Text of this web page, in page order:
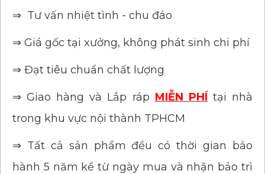
⇒ Tư vấn nhiệt tình - chu đáo
⇒ Giá gốc tại xưởng, không phát sinh chi phí
⇒ Đạt tiêu chuẩn chất lượng
⇒ Giao hàng và Lắp ráp MIỄN PHÍ tại nhà
trong khu vực nội thành TPHCM
⇒ Tất cả sản phẩm đều có thời gian bảo
hành 5 năm kể từ ngày mua và nhận bảo trì